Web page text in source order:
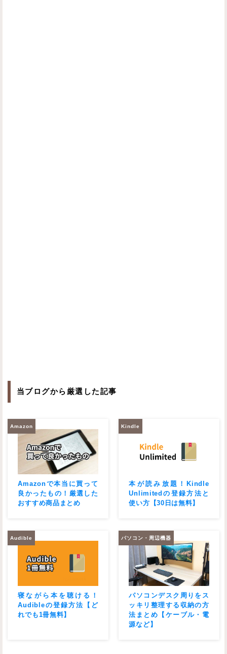
当ブログから厳選した記事
Amazon
Amazonで本当に買って
良かったもの！厳選した
おすすめ商品まとめ
Kindle
本が読み放題！Kindle
Unlimitedの登録方法と
使い方【30日は無料】
Audible
寝ながら本を聴ける！
Audibleの登録方法【ど
れでも1冊無料】
パソコン・周辺機器
パソコンデスク周りをス
ッキリ整理する収納の方
法まとめ【ケーブル・電
源など】